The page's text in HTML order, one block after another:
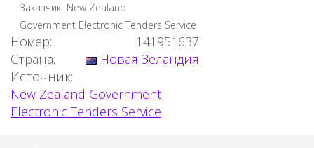
Заказчик: New Zealand
Government Electronic Tenders Service
Номер:
141951637
Страна:
Новая Зеландия
Источник:
New Zealand Government
Electronic Tenders Service